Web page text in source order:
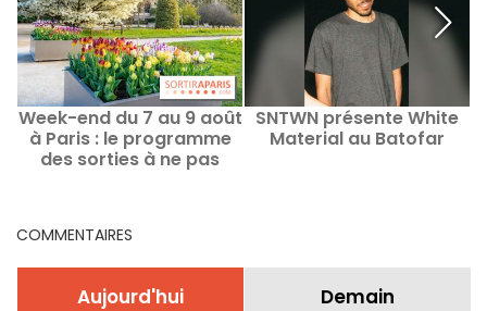
Week-end du 7 au 9 août
à Paris : le programme
des sorties à ne pas
SNTWN présente White
Material au Batofar
COMMENTAIRES
Aujourd'hui Demain